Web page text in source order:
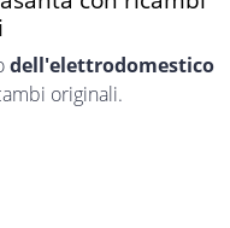
dell'elettrodomestico
originali.